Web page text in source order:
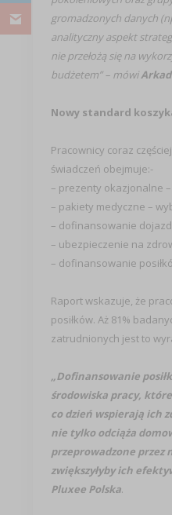
gromadzonych danych
analityczny aspekt
nie przełożą się na
budżetem” – mówi
Nowy standard
Pracownicy coraz
świadczeń obejmuje:-
– prezenty okazjonalne
– pakiety medyczne –
– dofinansowanie
– ubezpieczenie na
– dofinansowanie
Raport wskazuje, że
posiłków. Aż 81%
zatrudnionych jest to
„Dofinansowanie
środowiska pracy,
co dzień wspierają ich
nie tylko odciąża
przeprowadzone przez
zwiększyłyby ich
Pluxee Polska.